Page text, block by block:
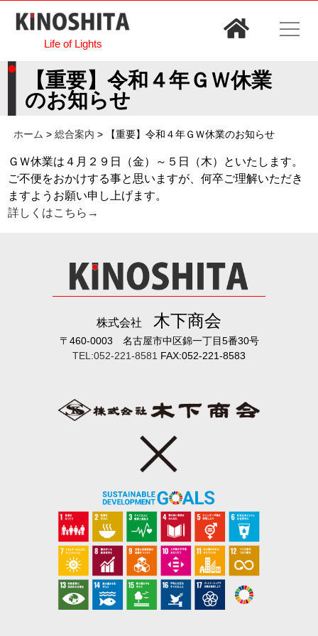
Life of Lights
【重要】令和４年ＧＷ休業
のお知らせ
ホーム >総合案内 > 【重要】令和４年ＧＷ休業のお知らせ
ＧＷ休業は４月２９日（金）～５日（木）といたします。
ご不便をおかけする事と思いますが、何卒ご理解いただき
ますようお願い申し上げます。
詳しくはこちら→
株式会社 木下商会
〒460-0003 名古屋市中区錦一丁目5番30号
TEL:052-221-8581 FAX:052-221-8583